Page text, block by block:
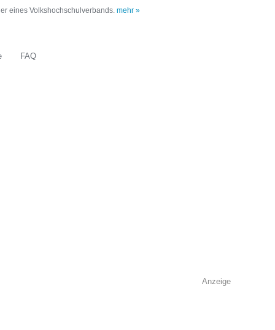
eines Volkshochschulverbands. mehr »
FAQ
Anzeige